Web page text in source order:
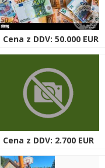
Cena z DDV: 50.000 EUR
Cena z DDV: 2.700 EUR